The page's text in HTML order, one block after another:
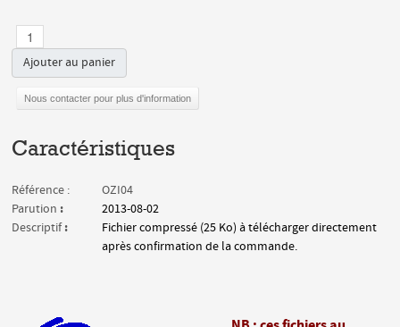
Ajouter au panier
Nous contacter pour plus d'information
Caractéristiques
Référence :
OZI04
Parution :
2013-08-02
Descriptif:
Fichier compressé (25 Ko) à télécharger directement
après confirmation de la commande.